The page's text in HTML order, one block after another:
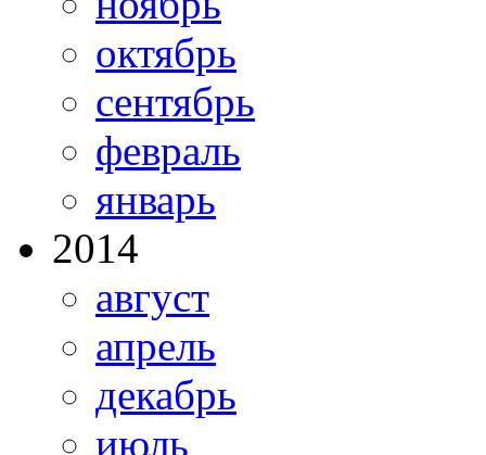
октябрь
сентябрь
февраль
январь
2014
август
апрель
декабрь
июль